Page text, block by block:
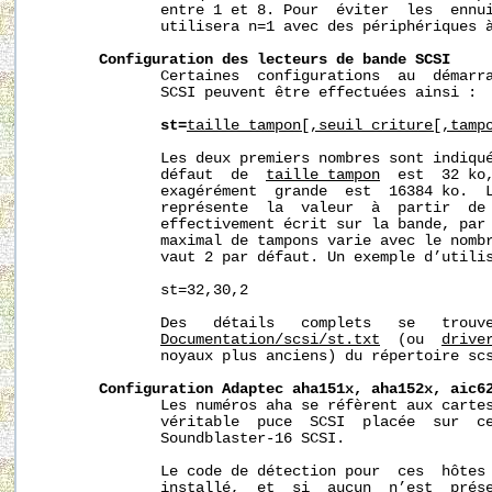
entre 1 et 8. Pour  éviter  les
utilisera n=1 avec des périphériques
Configuration des lecteurs de bande SCSI
Certaines  configurations  au
              SCSI peuvent être effectuées ainsi :
st=taille_tampon[,seuil_
Les deux premiers nombres sont
              défaut  de
taille_tampon
est  32
exagérément  grande  est  16384
représente  la  valeur  à  partir
effectivement écrit sur la bande,
maximal de tampons varie avec le
vaut 2 par défaut. Un exemple
              st=32,30,2
Des   détails   complets   se
Documentation/scsi/st.txt
  (ou
noyaux plus anciens) du répertoire
Configuration Adaptec aha151x, aha152x,
Les numéros aha se réfèrent aux
véritable  puce  SCSI  placée  sur
              Soundblaster-16 SCSI.
Le code de détection pour  ces
installé,  et  si  aucun  n’est